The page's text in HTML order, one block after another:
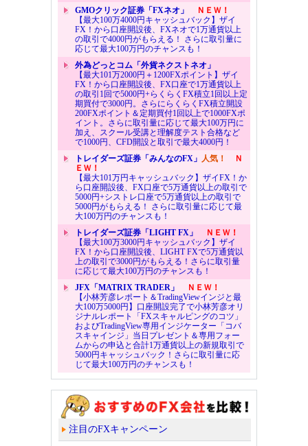
GMOクリック証券「FXネオ」
ＮＥＷ！
【最大100万4000円キャッシュバック】ザイ
FX！から口座開設後、FXネオで1万通貨以上
の取引で4000円がもらえる！ さらに取引量に
応じて最大100万円のチャンスも！
外為どっとコム「外貨ネクストネオ」
【最大101万2000円＋1200FXポイント】ザイ
FX！から口座開設後、FX口座で1万通貨以上
の取引1回で5000円+らくらくFX積立1回以上定
期買付で3000円。さらにらくらくFX積立開設
200FXポイント＆定期買付1回以上で1000FXポ
イント。さらに取引量に応じて最大100万円に
加え、スクール受講と理解度テスト合格など
で1000円、CFD開設と取引で最大4000円！
トレイダーズ証券「みんなのFX」 人気！
Ｎ
ＥＷ！
【最大101万円キャッシュバック】ザイFX！か
ら口座開設後、FX口座で5万通貨以上の取引で
5000円+シストレ口座で5万通貨以上の取引で
5000円がもらえる！ さらに取引量に応じて最
大100万円のチャンスも！
トレイダーズ証券「LIGHT FX」
ＮＥＷ！
【最大100万3000円キャッシュバック】ザイ
FX！から口座開設後、LIGHT FXで5万通貨以
上の取引で3000円がもらえる！さらに取引量
に応じて最大100万円のチャンスも！
JFX「MATRIX TRADER」
ＮＥＷ！
【小林芳彦レポート＆TradingViewインジと最
大100万5000円】口座開設完了で小林芳彦オリ
ジナルレポート「FXスキャルピングのコツ」
およびTradingView専用インジケーター「コバ
スキャインジ」当日プレゼント＆専用フォー
ムからの申込と合計1万通貨以上の新規取引で
5000円キャッシュバック！さらに取引量に応
じて最大100万円のチャンスも！
注目のFXキャンペーン